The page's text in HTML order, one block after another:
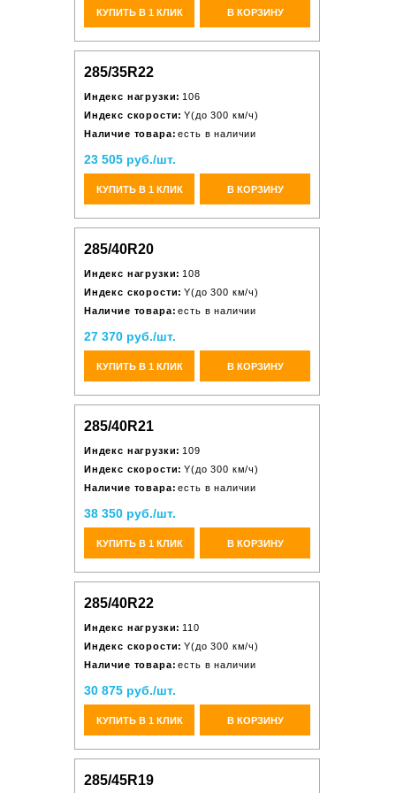
КУПИТЬ В 1 КЛИК В КОРЗИНУ
285/35R22
Индекс нагрузки: 106
Индекс скорости: Y(до 300 км/ч)
Наличие товара: есть в наличии
23 505 руб./шт.
КУПИТЬ В 1 КЛИК В КОРЗИНУ
285/40R20
Индекс нагрузки: 108
Индекс скорости: Y(до 300 км/ч)
Наличие товара: есть в наличии
27 370 руб./шт.
КУПИТЬ В 1 КЛИК В КОРЗИНУ
285/40R21
Индекс нагрузки: 109
Индекс скорости: Y(до 300 км/ч)
Наличие товара: есть в наличии
38 350 руб./шт.
КУПИТЬ В 1 КЛИК В КОРЗИНУ
285/40R22
Индекс нагрузки: 110
Индекс скорости: Y(до 300 км/ч)
Наличие товара: есть в наличии
30 875 руб./шт.
КУПИТЬ В 1 КЛИК В КОРЗИНУ
285/45R19